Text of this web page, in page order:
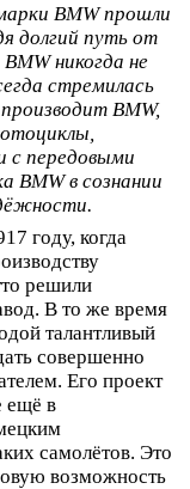
BMW прошли
долгий путь от
никогда не
стремилась
BMW,
с передовыми
BMW в сознании
году, когда
решили
В то же время
талантливый
совершенно
Его проект
ещё в
самолётов. Это
возможность